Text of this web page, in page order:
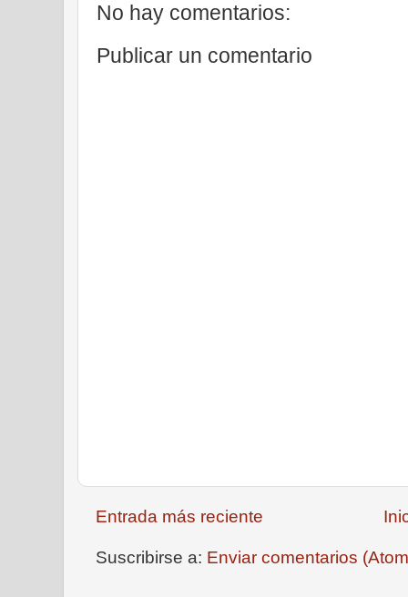
No hay comentarios:
Publicar un comentario
Entrada más reciente
Suscribirse a: Enviar comentarios